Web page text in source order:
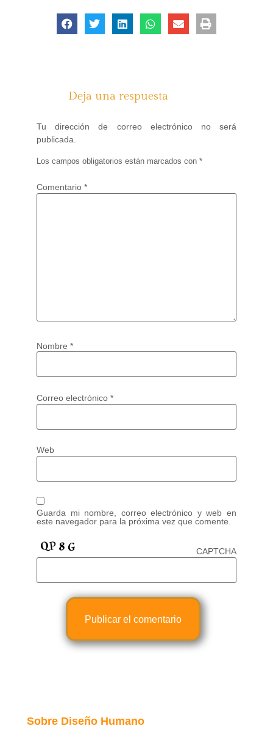
Deja una respuesta
Tu dirección de correo electrónico no será
publicada.
Los campos obligatorios están marcados con *
Comentario *
Nombre *
Correo electrónico *
Web
Guarda mi nombre, correo electrónico y web en
este navegador para la próxima vez que comente.
CAPTCHA
Sobre Diseño Humano